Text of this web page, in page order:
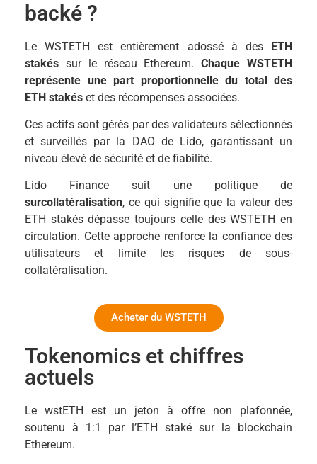
backé ?
Le WSTETH est entièrement adossé à des ETH
stakés sur le réseau Ethereum.Chaque WSTETH
représente une part proportionnelle du total des
ETH stakés et des récompenses associées.
Ces actifs sont gérés par des validateurs sélectionnés
et surveillés par la DAO de Lido, garantissant un
niveau élevé de sécurité et de fiabilité.
Lido Finance suit une politique de
surcollatéralisation, ce qui signifie que la valeur des
ETH stakés dépasse toujours celle des WSTETH en
circulation. Cette approche renforce la confiance des
utilisateurs et limite les risques de sous-
collatéralisation.
Acheter du WSTETH
Tokenomics et chiffres
actuels
Le wstETH est un jeton à offre non plafonnée,
soutenu à 1:1 par l’ETH staké sur la blockchain
Ethereum.